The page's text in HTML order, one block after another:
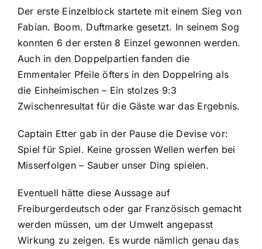
Der erste Einzelblock startete mit einem Sieg von
Fabian. Boom. Duftmarke gesetzt. In seinem Sog
konnten 6 der ersten 8 Einzel gewonnen werden.
Auch in den Doppelpartien fanden die
Emmentaler Pfeile öfters in den Doppelring als
die Einheimischen – Ein stolzes 9:3
Zwischenresultat für die Gäste war das Ergebnis.
Captain Etter gab in der Pause die Devise vor:
Spiel für Spiel. Keine grossen Wellen werfen bei
Misserfolgen – Sauber unser Ding spielen.
Eventuell hätte diese Aussage auf
Freiburgerdeutsch oder gar Französisch gemacht
werden müssen, um der Umwelt angepasst
Wirkung zu zeigen. Es wurde nämlich genau das